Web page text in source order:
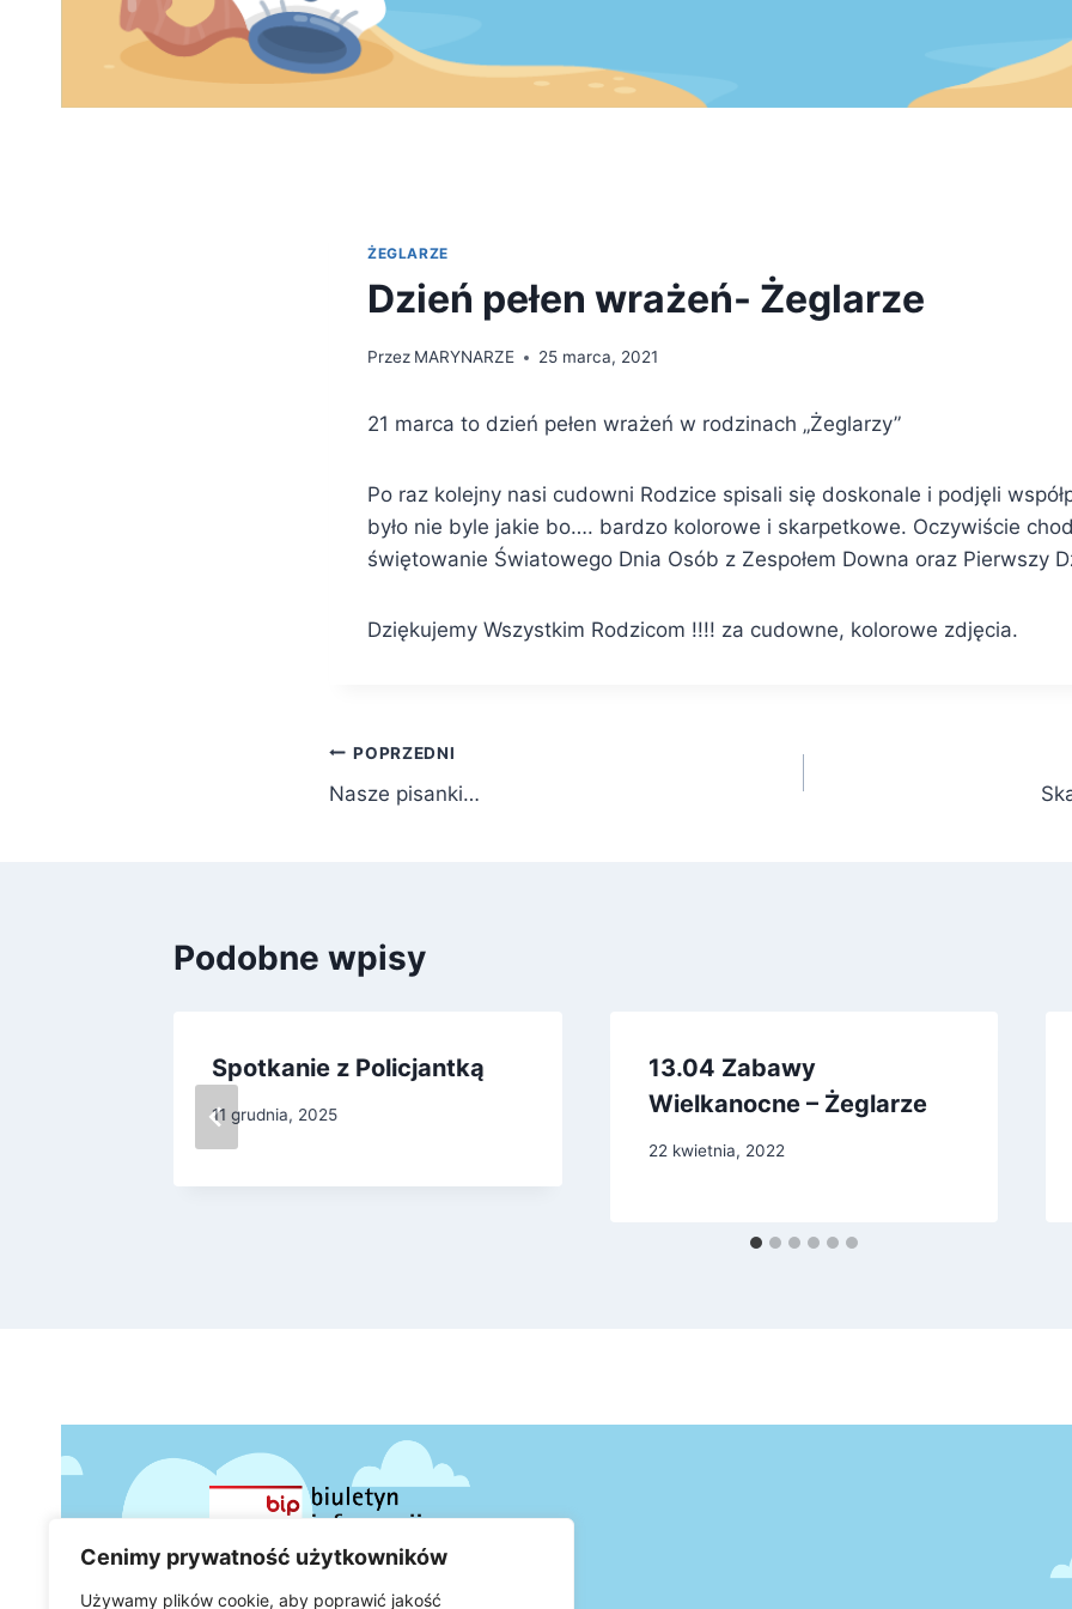
Cenimy prywatność użytkowników
Używamy plików cookie, aby poprawić jakość
ŻEGLARZE
Dzień pełen wrażeń- Żeglarze
Przez MARYNARZE 25 marca, 2021
21 marca to dzień pełen wrażeń w rodzinach „Żeglarzy”
Po raz kolejny nasi cudowni Rodzice spisali się doskonale i podjęli
było nie byle jakie bo…. bardzo kolorowe i skarpetkowe. Oczywiście
świętowanie Światowego Dnia Osób z Zespołem Downa oraz Pierwszy
Dziękujemy Wszystkim Rodzicom !!!! za cudowne, kolorowe zdjęcia.
Nawigacja
wpisu
POPRZEDNI
Nasze pisanki…
Podobne wpisy
Spotkanie z Policjantką
11 grudnia, 2025
13.04 Zabawy
Wielkanocne – Żeglarze
22 kwietnia, 2022